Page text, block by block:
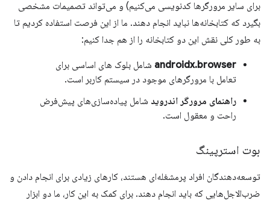
برای سایر مرورگرها کدنویسی می‌کنیم) و می‌تواند تصمیمات مشخصی
بگیرد که کتابخانه‌ها نباید انجام دهند. ما از این فرصت استفاده کردیم تا
به طور کلی نقش این دو کتابخانه را از هم جدا کنیم:
androidx.browser شامل بلوک های اساسی برای
تعامل با مرورگرهای موجود در سیستم کاربر است.
راهنمای مرورگر اندروید شامل پیاده‌سازی‌های پیش‌فرض
راحت و معقول است.
بوت استرپینگ
توسعه‌دهندگان افراد پرمشغله‌ای هستند، کارهای زیادی برای انجام دادن و
ضرب‌الاجل‌هایی که باید انجام دهند. برای کمک به این کار، ما دو ابزار